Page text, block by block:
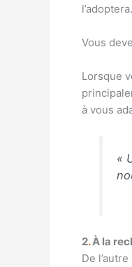
l’adoptera.
Vous
Lorsque
à vous
«
2.À la
De